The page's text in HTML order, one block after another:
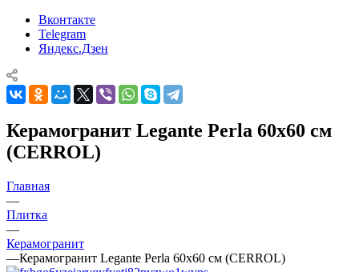
Вконтакте
Telegram
Яндекс.Дзен
Керамогранит Legante Perla 60x60 см
(CERROL)
Главная
—
Плитка
—
Керамогранит
—Керамогранит Legante Perla 60x60 см (CERROL)